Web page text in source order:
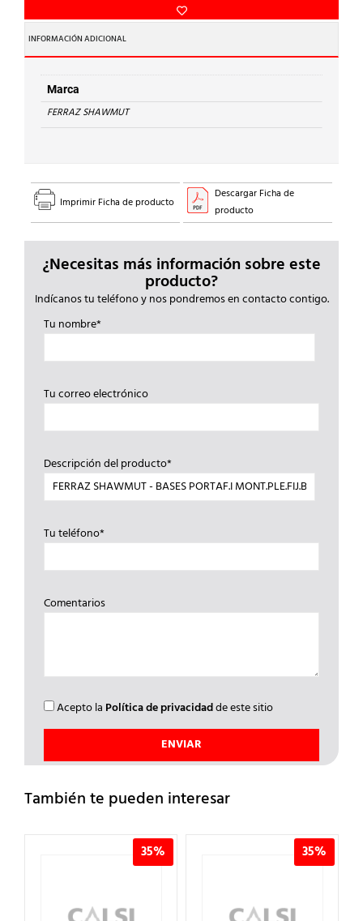
BASES
PORTAF.I
MONT.PLE.FIJ.BRID.63A
D02
cantidad
INFORMACIÓN ADICIONAL
Marca
FERRAZ SHAWMUT
Imprimir Ficha de producto
Descargar Ficha de
producto
¿Necesitas más información sobre este
producto?
Indícanos tu teléfono y nos pondremos en contacto contigo.
Tu nombre*
Tu correo electrónico
Descripción del producto*
Tu teléfono*
Comentarios
Acepto la Política de privacidadde este sitio
También te pueden interesar
35% 35%